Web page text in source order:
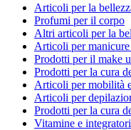
Articoli per la
Profumi per il corpo
Altri articoli per la
Articoli per
Prodotti per il make
Prodotti per la cura
Articoli per mobilità
Articoli per
Prodotti per la cura
Vitamine e integratori